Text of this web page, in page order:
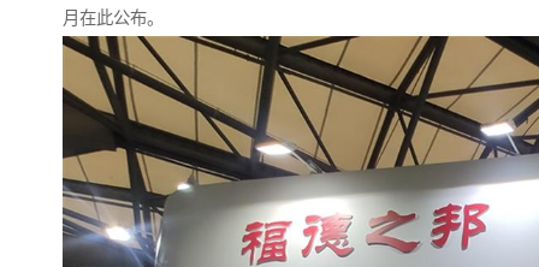
月在此公布。